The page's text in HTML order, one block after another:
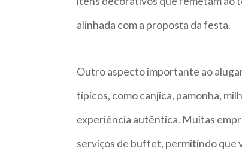
alinhada com a proposta da festa.
Outro aspecto importante ao
típicos, como canjica, pamonha,
experiência autêntica. Muitas
serviços de buffet, permitindo que